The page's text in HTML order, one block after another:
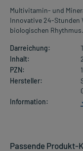
Multivitamin- und
Innovative 24-Stunden
biologischen Rhythmus.
Darreichung:
Inhalt:
PZN:
Hersteller:
Information:
Passende Produkt-